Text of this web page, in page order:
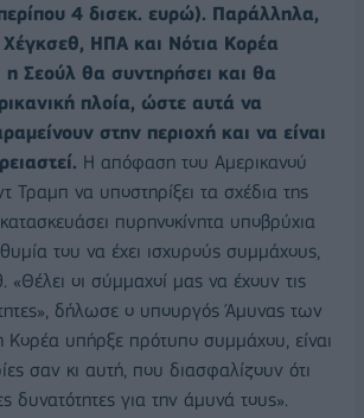
4 δισεκ. ευρώ). Παράλληλα,
ΗΠΑ και Νότια Κορέα
Σεούλ θα συντηρήσει και θα
πλοία, ώστε αυτά να
στην περιοχή και να είναι
Η απόφαση του Αμερικανού
Τραμπ να υποστηρίξει τα σχέδια της
πυρηνοκίνητα υποβρύχια
του να έχει ισχυρούς συμμάχους,
οι σύμμαχοί μας να έχουν τις
δήλωσε ο υπουργός Άμυνας των
Κορέα υπήρξε πρότυπο συμμάχου, είναι
σαν κι αυτή, που διασφαλίζουν ότι
δυνατότητες για την άμυνά τους».